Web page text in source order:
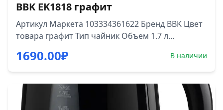
BBK EK1818 графит
Артикул Маркета 103334361622 Бренд BBK Цвет
товара графит Тип чайник Объем 1.7 л
элемента закрытый Подсветка нет Управление
со смартфона нет Безопасность блокировка
включения без воды
1690.00₽ В наличии